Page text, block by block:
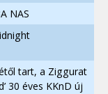
NAS
tart, a Ziggurat
30 éves KKnD új